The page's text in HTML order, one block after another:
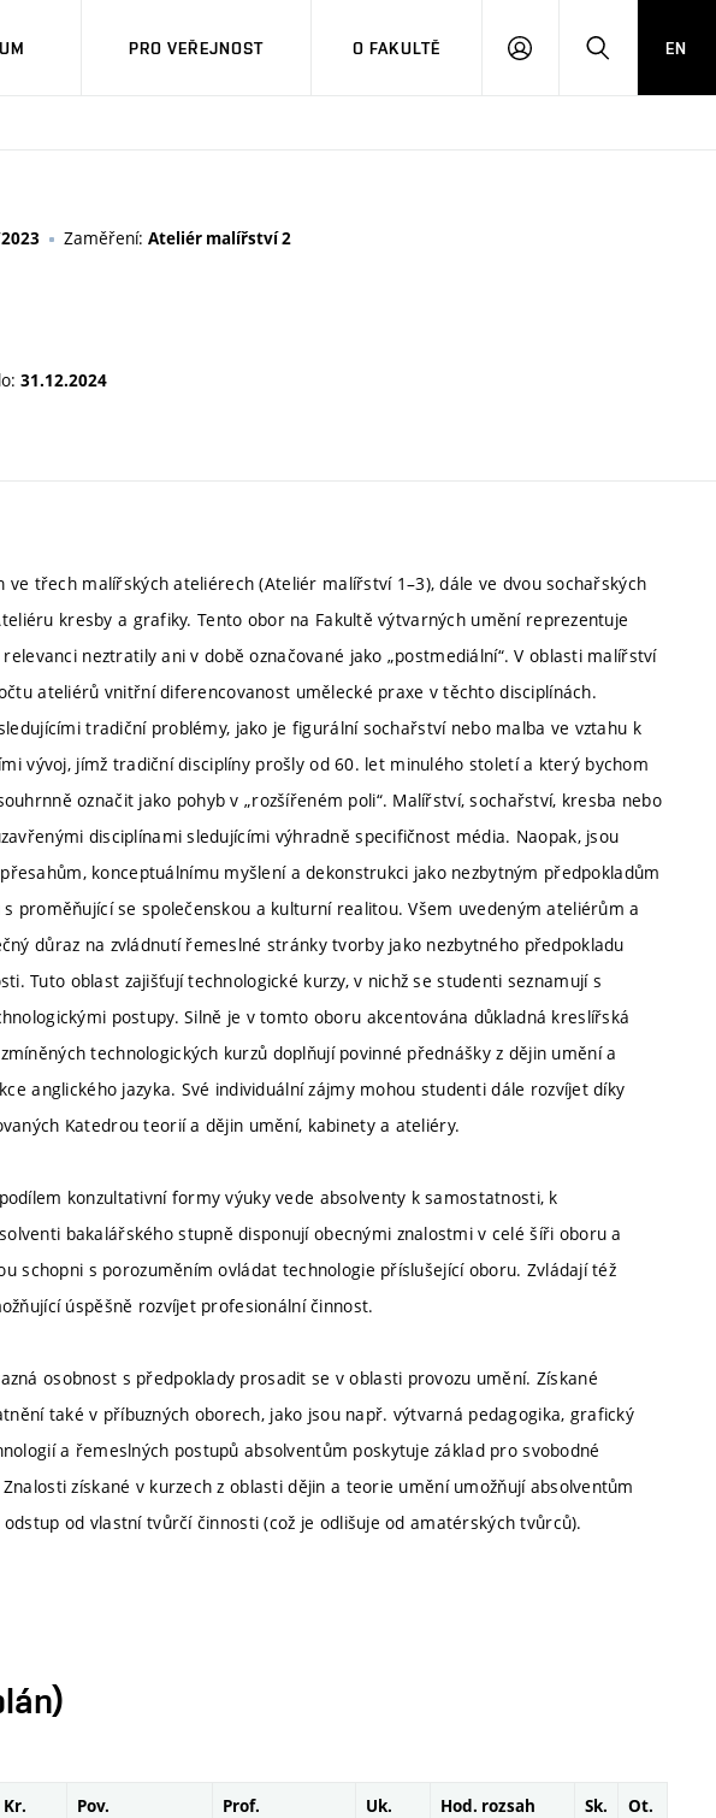
PRO VEŘEJNOST O FAKULTĚ
PŘIHLÁSITHLEDAT
EN
Zaměření: Ateliér malířství 2
31.12.2024
třech malířských ateliérech (Ateliér malířství 1–3), dále ve dvou sochařských
kresby a grafiky. Tento obor na Fakultě výtvarných umění reprezentuje
neztratily ani v době označované jako „postmediální“. V oblasti malířství
ateliérů vnitřní diferencovanost umělecké praxe v těchto disciplínách.
tradiční problémy, jako je figurální sochařství nebo malba ve vztahu k
vývoj, jímž tradiční disciplíny prošly od 60. let minulého století a který bychom
označit jako pohyb v „rozšířeném poli“. Malířství, sochařství, kresba nebo
disciplínami sledujícími výhradně specifičnost média. Naopak, jsou
konceptuálnímu myšlení a dekonstrukci jako nezbytným předpokladům
proměňující se společenskou a kulturní realitou. Všem uvedeným ateliérům a
důraz na zvládnutí řemeslné stránky tvorby jako nezbytného předpokladu
Tuto oblast zajišťují technologické kurzy, v nichž se studenti seznamují s
postupy. Silně je v tomto oboru akcentována důkladná kreslířská
technologických kurzů doplňují povinné přednášky z dějin umění a
anglického jazyka. Své individuální zájmy mohou studenti dále rozvíjet díky
Katedrou teorií a dějin umění, kabinety a ateliéry.
konzultativní formy výuky vede absolventy k samostatnosti, k
bakalářského stupně disponují obecnými znalostmi v celé šíři oboru a
schopni s porozuměním ovládat technologie příslušející oboru. Zvládají též
úspěšně rozvíjet profesionální činnost.
osobnost s předpoklady prosadit se v oblasti provozu umění. Získané
také v příbuzných oborech, jako jsou např. výtvarná pedagogika, grafický
a řemeslných postupů absolventům poskytuje základ pro svobodné
získané v kurzech z oblasti dějin a teorie umění umožňují absolventům
od vlastní tvůrčí činnosti (což je odlišuje od amatérských tvůrců).
Kr. Pov. Prof. Uk. Hod. rozsah Sk. Ot.